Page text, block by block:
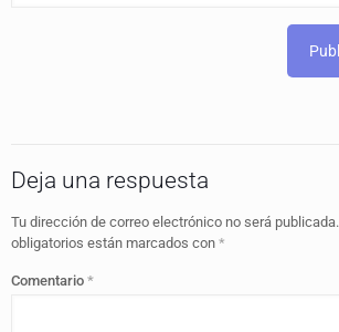
Deja una respuesta
Tu dirección de correo electrónico no será publicada.
obligatorios están marcados con *
Comentario *